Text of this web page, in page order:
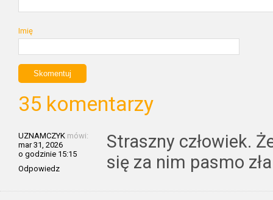
Imię
35 komentarzy
UZNAMCZYK mówi:
mar 31, 2026
o godzinie 15:15
Odpowiedz
Straszny człowiek.
się za nim pasmo